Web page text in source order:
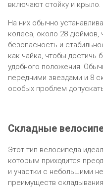
включают стойку и крыло.
На них обычно
колеса, около 28 дюймов,
безопасность и
как чайка, чтобы достичь
удобного положения.
передними звездами и 8
особых проблем
Складные
Этот тип велосипеда
которым приходится
и участки с небольшими
преимуществ